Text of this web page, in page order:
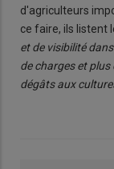
d'agriculteurs
ce faire, ils listent
et de visibilité
de charges et
dégâts aux